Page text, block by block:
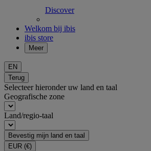
Discover
Welkom bij ibis
ibis store
Meer
EN
Terug
Selecteer hieronder uw land en taal
Geografische zone
Land/regio-taal
Bevestig mijn land en taal
EUR (€)